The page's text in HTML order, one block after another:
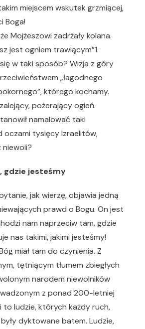
miejscem wskutek grzmiącej,
Boga!
Mojżeszowi zadrżały kolana.
jest ogniem trawiącym”1.
w taki sposób? Wizja z góry
„łagodnego
którego kochamy.
pożerający ogień.
namalować taki
tysięcy Izraelitów,
niewoli?
gdzie jesteśmy
jak wierzę, objawia jedną
prawd o Bogu. On jest
nam naprzeciw tam, gdzie
nas takimi, jakimi jesteśmy!
miał tam do czynienia. Z
tętniącym tłumem zbiegłych
narodem niewolników
z ponad 200-letniej
to ludzie, których każdy ruch,
dyktowane batem. Ludzie,